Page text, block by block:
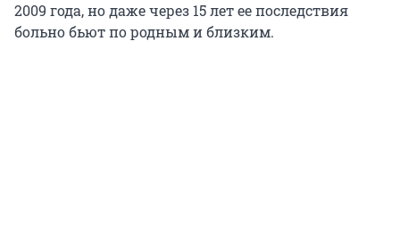
2009 года, но даже через 15 лет ее последствия
больно бьют по родным и близким.